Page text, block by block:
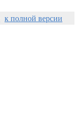
к полной версии